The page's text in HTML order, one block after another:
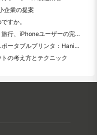
企業の提案
すか。
ポケットフォトプリンタの選び方：日記、旅行、iPhoneユーザーの完全ガイド
旅行、学校、モバイルに最適なインクレスポータブルプリンタ：Hanin MT 620 Pro評価
の考え方とテクニック